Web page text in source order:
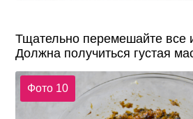
Тщательно перемешайте все
Должна получиться густая
Фото 10